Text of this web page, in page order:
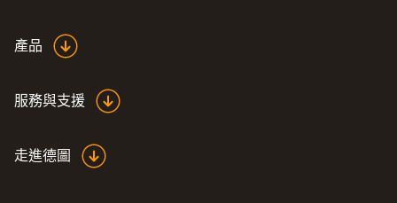
產品
服務與支援
走進德圖